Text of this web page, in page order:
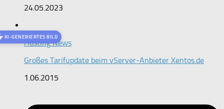
24.05.2023
KI-GENERIERTES BILD
Hosting News
Großes Tarifupdate beim vServer-Anbieter Xentos.de
1.06.2015